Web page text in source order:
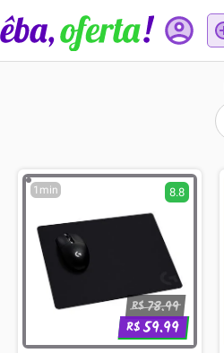
1min 8.8
R$78.99
R$59.99